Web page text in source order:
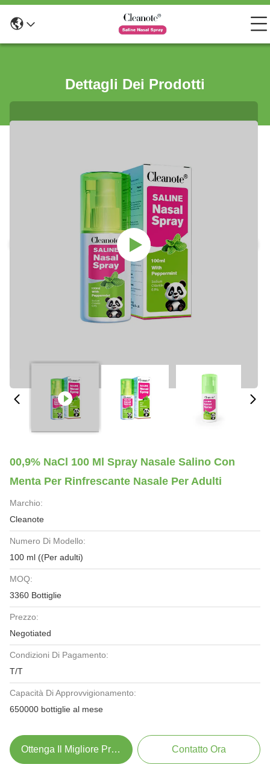
Dettagli Dei Prodotti
00,9% NaCl 100 Ml Spray Nasale Salino Con
Menta Per Rinfrescante Nasale Per Adulti
Marchio:
Cleanote
Numero Di Modello:
100 ml ((Per adulti)
MOQ:
3360 Bottiglie
Prezzo:
Negotiated
Condizioni Di Pagamento:
T/T
Capacità Di Approvvigionamento:
650000 bottiglie al mese
Ottenga Il Migliore Prezzo Contatto Ora